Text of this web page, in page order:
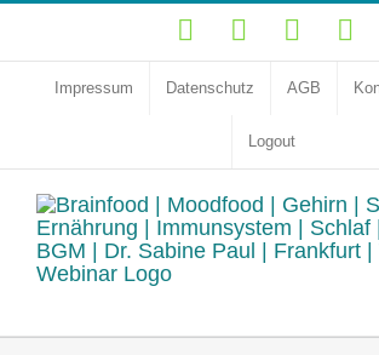
Zum
springen
YouTubeFacebook
Impressum Datenschutz AGB
Logout